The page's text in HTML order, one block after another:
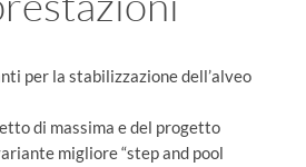
per la stabilizzazione dell’alveo
di massima e del progetto
migliore “step and pool